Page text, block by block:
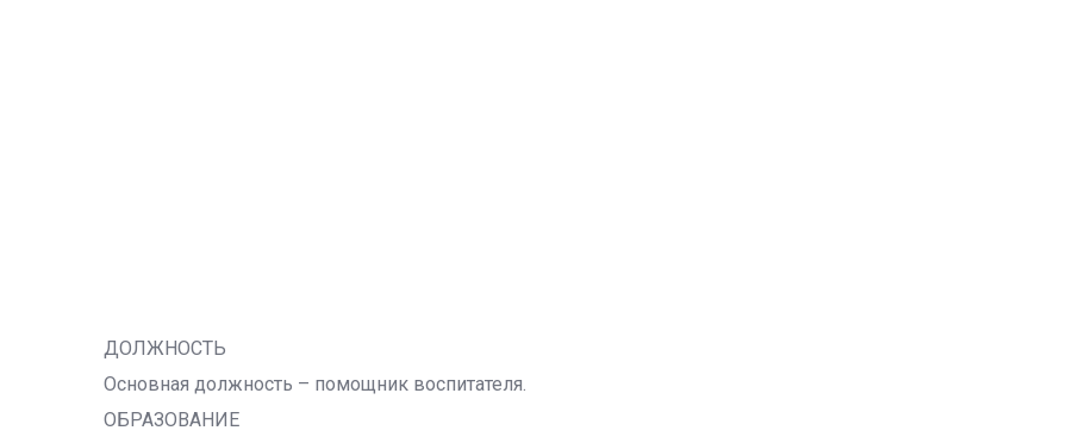
ДОЛЖНОСТЬ
Основная должность – помощник воспитателя.
ОБРАЗОВАНИЕ